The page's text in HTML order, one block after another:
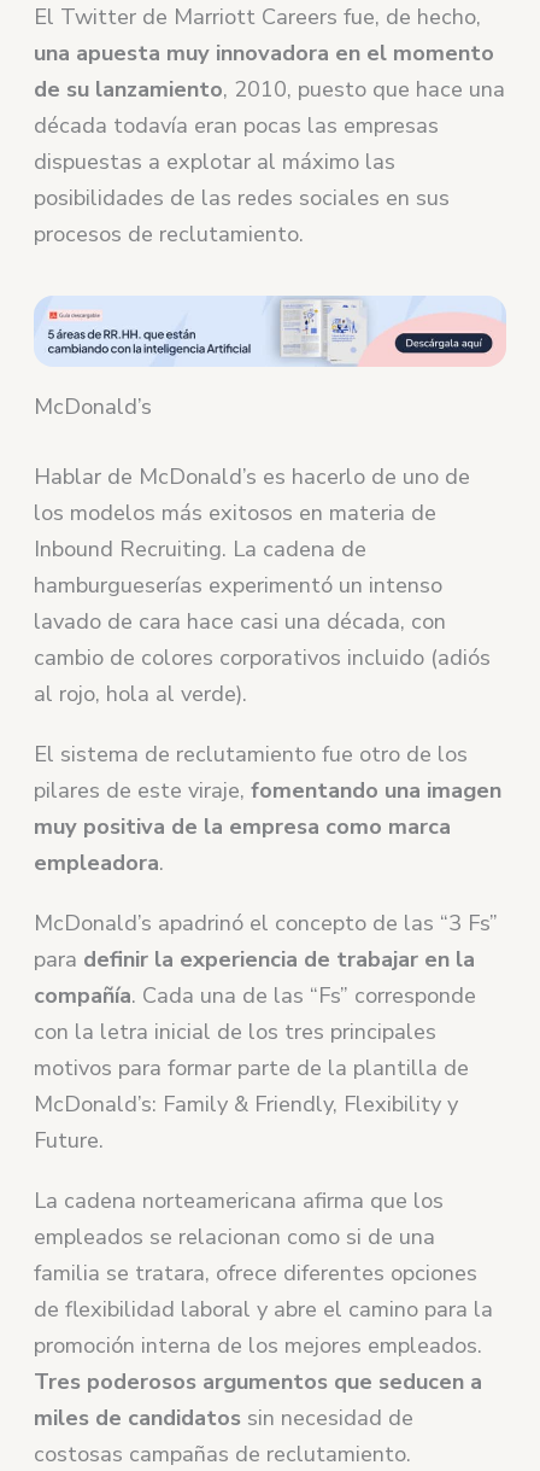
El Twitter de Marriott Careers fue, de hecho,
una apuesta muy innovadora en el momento
de su lanzamiento, 2010, puesto que hace una
década todavía eran pocas las empresas
dispuestas a explotar al máximo las
posibilidades de las redes sociales en sus
procesos de reclutamiento.
McDonald’s
Hablar de McDonald’s es hacerlo de uno de
los modelos más exitosos en materia de
Inbound Recruiting. La cadena de
hamburgueserías experimentó un intenso
lavado de cara hace casi una década, con
cambio de colores corporativos incluido (adiós
al rojo, hola al verde).
El sistema de reclutamiento fue otro de los
pilares de este viraje,fomentando una imagen
muy positiva de la empresa como marca
empleadora.
McDonald’s apadrinó el concepto de las “3 Fs”
para definir la experiencia de trabajar en la
compañía. Cada una de las “Fs” corresponde
con la letra inicial de los tres principales
motivos para formar parte de la plantilla de
McDonald’s: Family & Friendly, Flexibility y
Future.
La cadena norteamericana afirma que los
empleados se relacionan como si de una
familia se tratara, ofrece diferentes opciones
de flexibilidad laboral y abre el camino para la
promoción interna de los mejores empleados.
Tres poderosos argumentos que seducen a
miles de candidatos sin necesidad de
costosas campañas de reclutamiento.